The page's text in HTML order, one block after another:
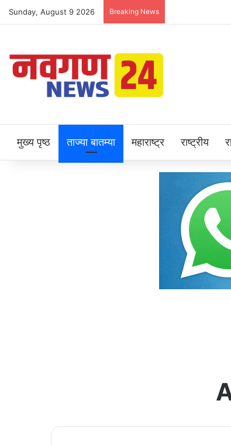
Sunday, August 9 2026 Breaking News
मुख्य पृष्ठ ताज्या बातम्या महाराष्ट्र राष्ट्रीय